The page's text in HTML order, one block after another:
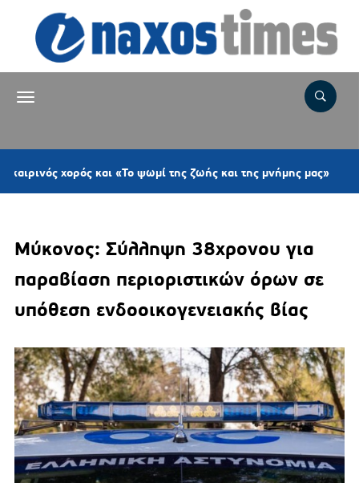
χορός και «Το ψωμί της ζωής και της μνήμης μας» 6
Μύκονος: Σύλληψη 38χρονου για
παραβίαση περιοριστικών όρων σε
υπόθεση ενδοοικογενειακής βίας